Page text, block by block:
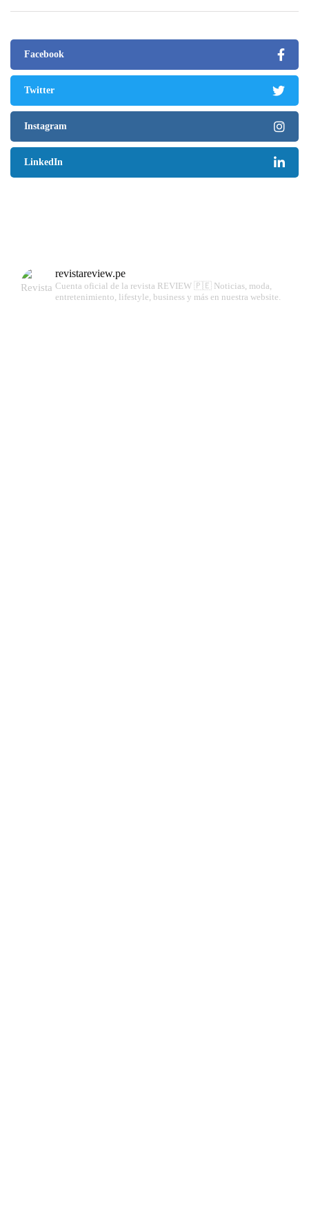
Facebook
Twitter
Instagram
LinkedIn
revistareview.pe
Cuenta oficial de la revista REVIEW 🇵🇪 Noticias, moda,
entretenimiento, lifestyle, business y más en nuestra website.